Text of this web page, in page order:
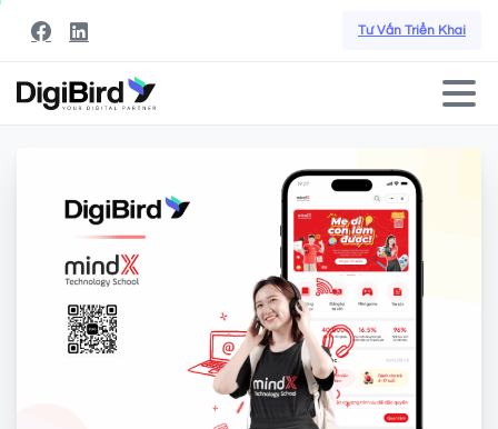
Tư Vấn Triển Khai